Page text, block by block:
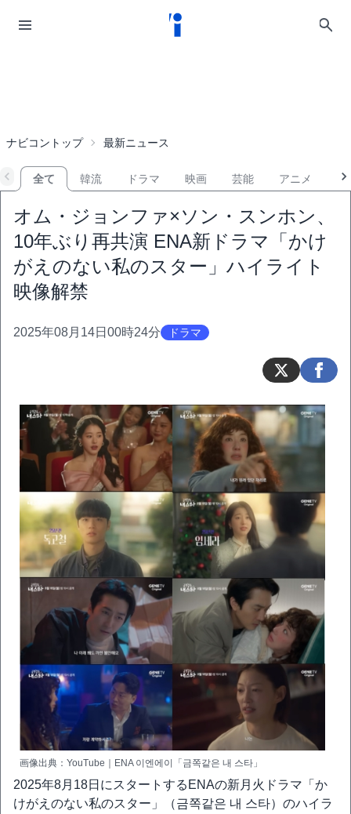
ナビコントップ 最新ニュース
全て 韓流 ドラマ 映画 芸能 アニメ
オム・ジョンファ×ソン・スンホン、
10年ぶり再共演 ENA新ドラマ「かけ
がえのない私のスター」ハイライト
映像解禁
2025年08月14日00時24分 ドラマ
画像出典：YouTube｜ENA 이엔에이「금쪽같은 내 스타」
2025年8月18日にスタートするENAの新月火ドラマ「か
けがえのない私のスター」（금쪽같은 내 스타）のハイラ